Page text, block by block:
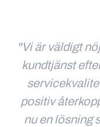
"Vi är väldigt
kundtjänst
positiv
nu en lösning